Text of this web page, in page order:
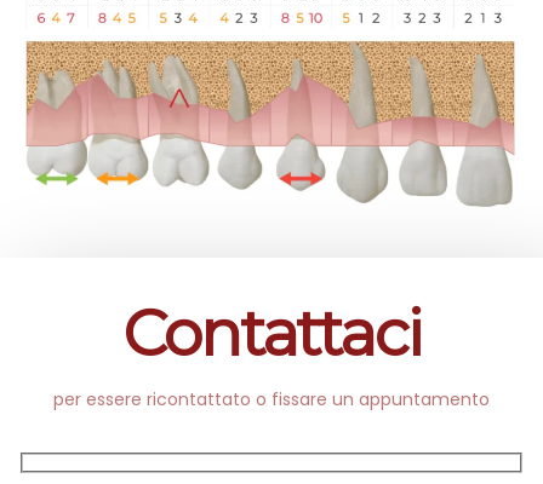
Contattaci
per essere ricontattato o fissare un appuntamento